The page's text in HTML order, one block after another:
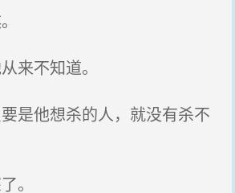
来不知道。
是他想杀的人，就没有杀不
。